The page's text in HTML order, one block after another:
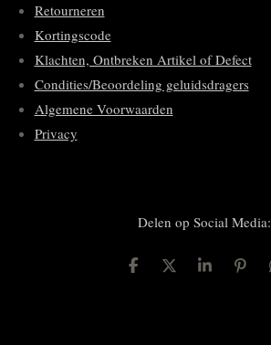
Retourneren
Kortingscode
Klachten, Ontbreken Artikel of Defect
Condities/Beoordeling geluidsdragers
Algemene Voorwaarden
Privacy
Delen op Social Media:
D
D
S
P